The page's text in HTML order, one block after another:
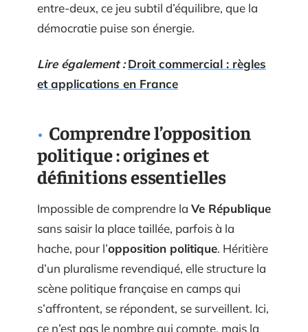
entre-deux, ce jeu subtil d’équilibre, que la
démocratie puise son énergie.
Lire également : Droit commercial : règles
et applications en France
Comprendre l’opposition
politique : origines et
définitions essentielles
Impossible de comprendre la Ve République
sans saisir la place taillée, parfois à la
hache, pour l’opposition politique. Héritière
d’un pluralisme revendiqué, elle structure la
scène politique française en camps qui
s’affrontent, se répondent, se surveillent. Ici,
ce n’est pas le nombre qui compte, mais la